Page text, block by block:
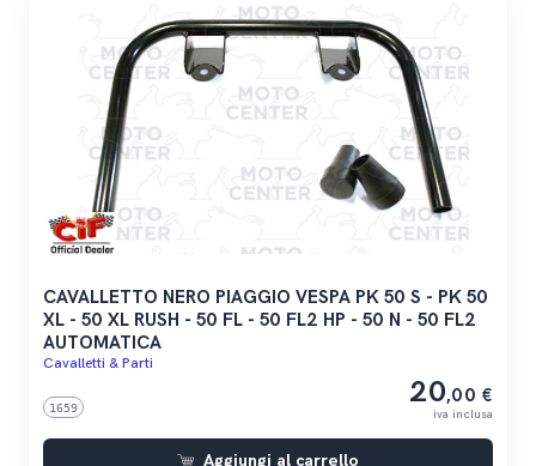
CAVALLETTO NERO PIAGGIO VESPA PK 50 S - PK 50
XL - 50 XL RUSH - 50 FL - 50 FL2 HP - 50 N - 50 FL2
AUTOMATICA
Cavalletti & Parti
1659 20,00 €
iva inclusa
Aggiungi al carrello